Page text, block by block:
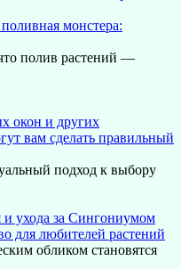
монстера:
полив растений —
окон и других
вам сделать правильный
подход к выбору
ухода за Сингониумом
для любителей растений
обликом становятся